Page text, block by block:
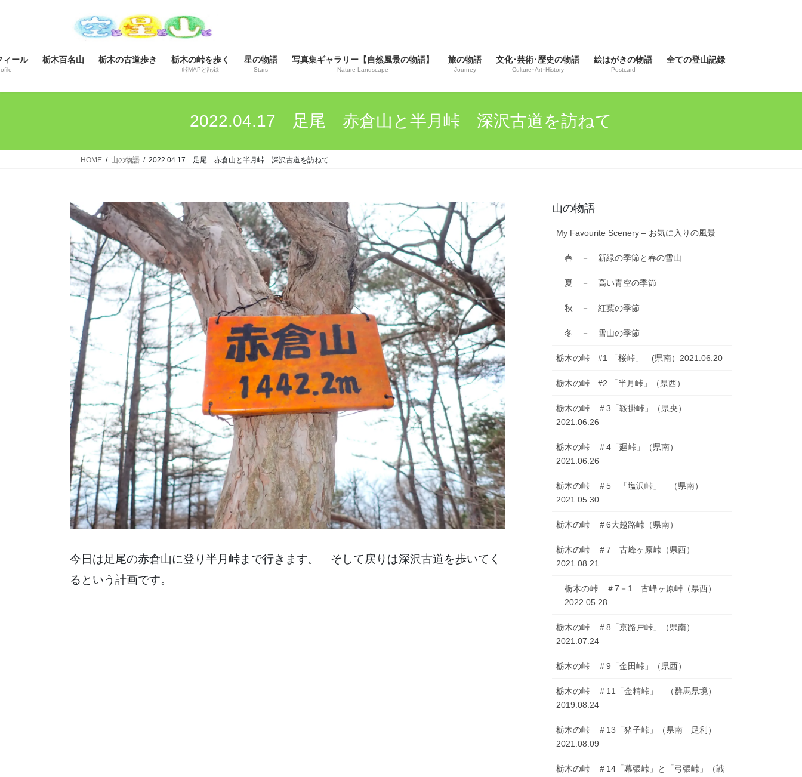
ツ
ス
シ
ン
ィール 栃木百名山 栃木の古道歩き 栃木の峠を歩く
峠MAPと記録
星の物語
Stars
写真集ギャラリー【自然風景の物語】
Nature Landscape
旅の物語
Journey
文化･芸術･歴史の物語
Culture･Art･History
絵はがきの物語
Postcard
全ての登山記録
2022.04.17 足尾 赤倉山と半月峠 深沢古道を訪ねて
HOME 山の物語 2022.04.17 足尾 赤倉山と半月峠 深沢古道を訪ねて
今日は足尾の赤倉山に登り半月峠まで行きます。 そして戻りは深沢古道を歩いてく
るという計画です。
山の物語
My Favourite Scenery – お気に入りの風景
春 － 新緑の季節と春の雪山
夏 － 高い青空の季節
秋 － 紅葉の季節
冬 － 雪山の季節
栃木の峠 #1 「桜峠」 (県南）2021.06.20
栃木の峠 #2 「半月峠」（県西）
栃木の峠 ＃3「鞍掛峠」（県央）
2021.06.26
栃木の峠 ＃4「廻峠」（県南）
2021.06.26
栃木の峠 ＃5 「塩沢峠」 （県南）
2021.05.30
栃木の峠 ＃6大越路峠（県南）
栃木の峠 ＃7 古峰ヶ原峠（県西）
2021.08.21
栃木の峠 ＃7－1 古峰ヶ原峠（県西）
2022.05.28
栃木の峠 ＃8「京路戸峠」（県南）
2021.07.24
栃木の峠 ＃9「金田峠」（県西）
栃木の峠 ＃11「金精峠」 （群馬県境）
2019.08.24
栃木の峠 ＃13「猪子峠」（県南 足利）
2021.08.09
栃木の峠 ＃14「幕張峠」と「弓張峠」（戦